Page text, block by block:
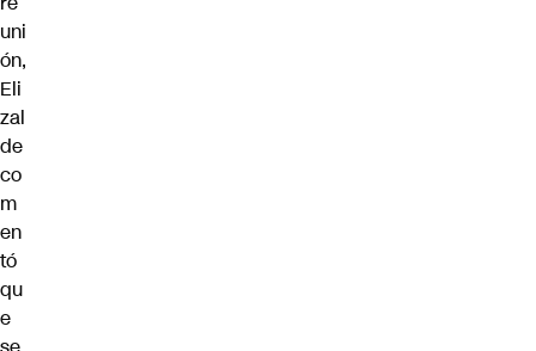
uni
ón,
Eli
zal
de
co
m
en
tó
qu
e